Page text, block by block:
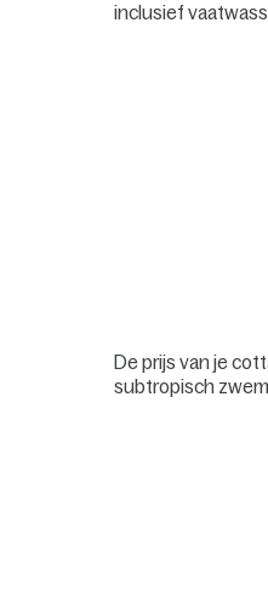
inclusief
De prijs van je
subtropisch